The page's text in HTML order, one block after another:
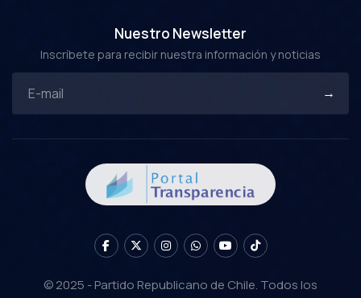
Nuestro Newsletter
Inscríbete para recibir nuestra información y noticias
© 2025 - Partido Republicano de Chile. Todos los